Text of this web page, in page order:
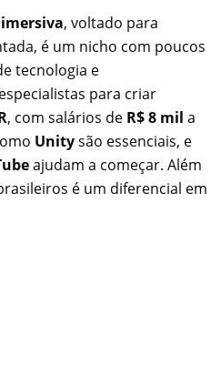
, voltado para
é um nicho com poucos
tecnologia e
para criar
, com salários de R$ 8 mil a
Unitysão essenciais, e
ajudam a começar. Além
é um diferencial em